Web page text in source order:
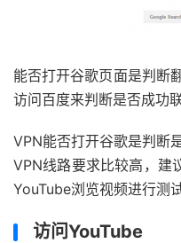
能否打开谷歌页面是判断
访问百度来判断是否成功
VPN能否打开谷歌是判断
VPN线路要求比较高，建
YouTube浏览视频进行测试
访问YouTube